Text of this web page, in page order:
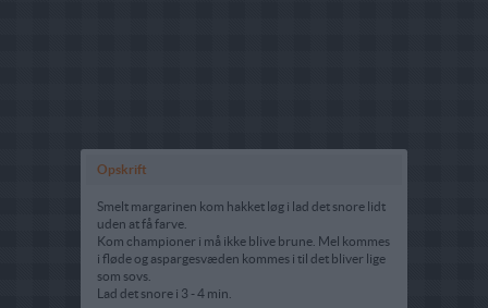
Opskrift
Smelt margarinen kom hakket løg i lad det snore lidt
uden at få farve.
Kom championer i må ikke blive brune. Mel kommes
i fløde og aspargesvæden kommes i til det bliver lige
som sovs.
Lad det snore i 3 - 4 min.